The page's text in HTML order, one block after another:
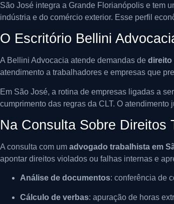
São José integra a Grande Florianópolis e tem
indústria e do comércio exterior. Esse perfil
O Escritório Bellini
A Bellini Advocacia atende demandas de direito
atendimento a trabalhadores e empresas que
Em São José, a rotina de empresas ligadas a
cumprimento das regras da CLT. O
Na Consulta Sobre Direitos
A consulta com um advogado trabalhista em
apontar direitos violados ou falhas internas e
Análise de documentos: conferência de
Cálculo de verbas: apuração de horas